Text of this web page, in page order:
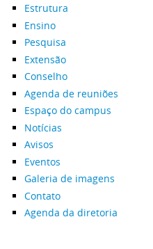
Estrutura
Ensino
Pesquisa
Extensão
Conselho
Agenda de reuniões
Espaço do campus
Notícias
Avisos
Eventos
Galeria de imagens
Contato
Agenda da diretoria